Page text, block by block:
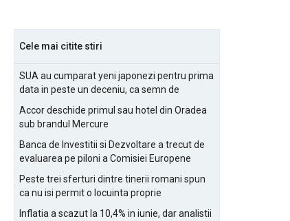
Cele mai citite stiri
SUA au cumparat yeni japonezi pentru prima
data in peste un deceniu, ca semn de
Accor deschide primul sau hotel din Oradea
sub brandul Mercure
Banca de Investitii si Dezvoltare a trecut de
evaluarea pe piloni a Comisiei Europene
Peste trei sferturi dintre tinerii romani spun
ca nu isi permit o locuinta proprie
Inflatia a scazut la 10,4% in iunie, dar analistii